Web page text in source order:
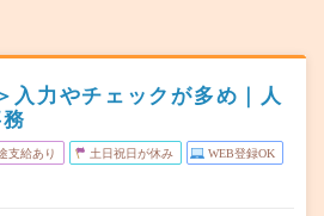
入力やチェックが多め｜人
支給あり 土日祝日が休み WEB登録OK